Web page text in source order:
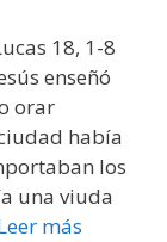
18, 1-8
enseñó
orar
había
los
una viuda
más